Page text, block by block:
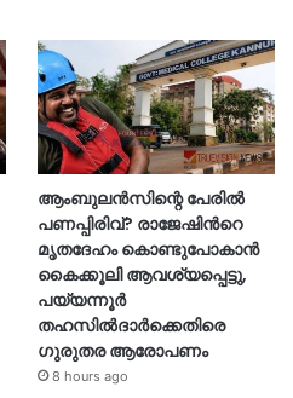
ആംബുലൻസിന്റെ പേരിൽ
പണപ്പിരിവ്? രാജേഷിന്‍റെ
മൃതദേഹം കൊണ്ടുപോകാൻ
കൈക്കൂലി ആവശ്യപ്പെട്ടു,
പയ്യന്നൂർ
തഹസിൽദാർക്കെതിരെ
ഗുരുതര ആരോപണം
8 hours ago